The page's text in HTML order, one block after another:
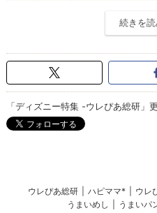
続きを
「ディズニー特集 -ウレぴあ総研」
ウレぴあ総研 ハピママ* ウレ
うまいめし
うまいパ